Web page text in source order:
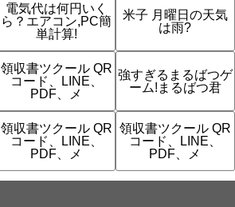
電気代は何円いく
ら？エアコン,PC簡
単計算!
米子 月曜日の天気
は雨?
領収書ツクール QR
コード、LINE、
PDF、メ
強すぎるまるばつゲ
ーム!まるばつ君
領収書ツクール QR
コード、LINE、
PDF、メ
領収書ツクール QR
コード、LINE、
PDF、メ